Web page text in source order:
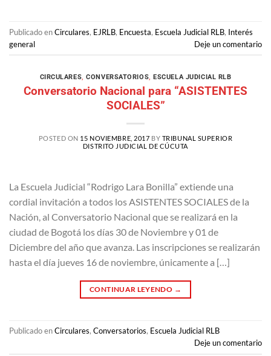
Publicado enCirculares, EJRLB, Encuesta, Escuela Judicial RLB, Interés
general
Deje un comentario
CIRCULARES,CONVERSATORIOS, ESCUELA JUDICIAL RLB
Conversatorio Nacional para “ASISTENTES
SOCIALES”
POSTED ON 15 NOVIEMBRE, 2017 BY TRIBUNAL SUPERIOR
DISTRITO JUDICIAL DE CÚCUTA
La Escuela Judicial “Rodrigo Lara Bonilla” extiende una
cordial invitación a todos los ASISTENTES SOCIALES de la
Nación, al Conversatorio Nacional que se realizará en la
ciudad de Bogotá los días 30 de Noviembre y 01 de
Diciembre del año que avanza. Las inscripciones se realizarán
hasta el día jueves 16 de noviembre, únicamente a […]
CONTINUAR LEYENDO →
Publicado enCirculares, Conversatorios, Escuela Judicial RLB
Deje un comentario